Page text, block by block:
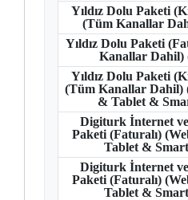
Yıldız Dolu Paketi
(Tüm Kanallar
Yıldız Dolu Paketi
Kanallar Dahil)
Yıldız Dolu Paketi
(Tüm Kanallar Dahil)
& Tablet &
Digiturk İnternet
Paketi (Faturalı)
Tablet &
Digiturk İnternet
Paketi (Faturalı)
Tablet &